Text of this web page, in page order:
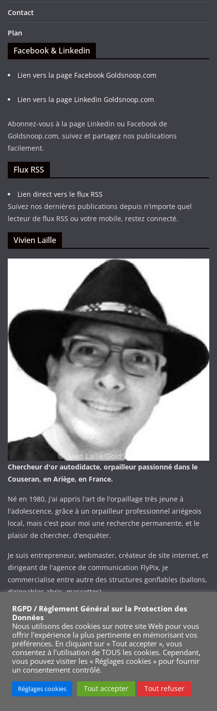
Contact
Plan
Facebook & Linkedin
Lien vers la page Facebook Goldsnoop.com
Lien vers la page Linkedin Goldsnoop.com
Abonnez-vous à la page Linkedin ou Facebook de
Goldsnoop.com, suivez et partagez nos publications
facilement.
Flux RSS
Lien direct vers le flux RSS
Suivez nos dernières publications depuis n'importe quel
lecteur de flux RSS ou votre mobile, restez connecté.
Vivien Laïlle
Chercheur d'or autodidacte, orpailleur passionné dans le
Couseran, en Ariège, en France.
Né en 1980, j'ai appris l'art de l'orpaillage très jeune à
l'adolescence, grâce à un orpailleur professionnel ariégeois
local, mais c'est pour moi une recherche permanente, et le
plaisir de chercher, d'enquêter.
Je suis entrepreneur, webmaster, créateur de site internet, et
dirigeant de l'agence de communication FlyPix, je
commercialise entre autre des structures gonflables (ballons,
dirigeables abris, mascottes).
Ce site web a pour vocation de partager ma passion et mes
expériences dans la recherche ou la prospetion aurifère.
Il est mis à jour régulièrement, modifié, corrigé.
Mail: vivien.laille@gmail.com
Phone:+33 (0)695343545
RGPD / Règlement Général sur la Protection des
Données
Nous utilisons des cookies sur notre site Web pour vous
offrir l'expérience la plus pertinente en mémorisant vos
préférences. En cliquant sur « Tout accepter », vous
consentez à l'utilisation de TOUS les cookies. Cependant,
vous pouvez visiter les « Réglages cookies » pour fournir
un consentement contrôlé.
Réglages cookies Tout accepter Tout refuser